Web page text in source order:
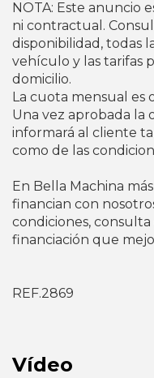
NOTA: Este anuncio
ni contractual.
disponibilidad, todas
vehículo y las tarifas
domicilio.
La cuota mensual es
Una vez aprobada la
informará al cliente
como de las
En Bella Machina
financian con
condiciones,
financiación que
REF.2869
Vídeo